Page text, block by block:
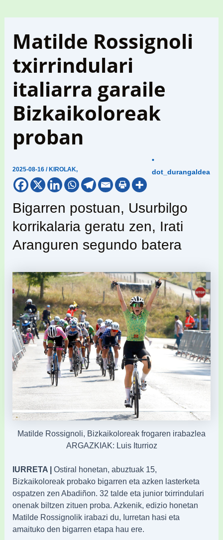
Matilde Rossignoli
txirrindulari
italiarra garaile
Bizkaikoloreak
proban
2025-08-16/ KIROLAK,
•
dot_durangaldea
Bigarren postuan, Usurbilgo
korrikalaria geratu zen, Irati
Aranguren segundo batera
Matilde Rossignoli, Bizkaikoloreak frogaren irabazlea
ARGAZKIAK: Luis Iturrioz
IURRETA | Ostiral honetan, abuztuak 15,
Bizkaikoloreak probako bigarren eta azken lasterketa
ospatzen zen Abadiñon. 32 talde eta junior txirrindulari
onenak biltzen zituen proba. Azkenik, edizio honetan
Matilde Rossignolik irabazi du, Iurretan hasi eta
amaituko den bigarren etapa hau ere.